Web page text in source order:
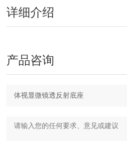
详细介绍
产品咨询